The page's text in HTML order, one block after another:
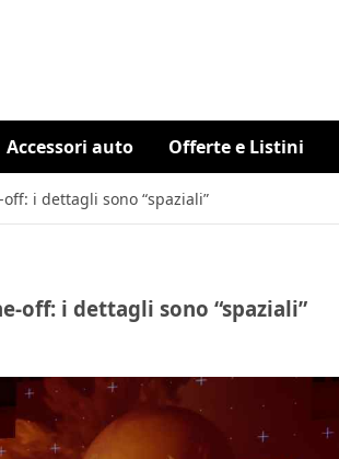
Accessori auto Offerte e Listini
i dettagli sono “spaziali”
off: i dettagli sono “spaziali”